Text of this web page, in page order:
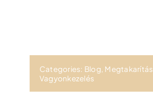
Categories: Blog, Megtakarítás
Vagyonkezelés